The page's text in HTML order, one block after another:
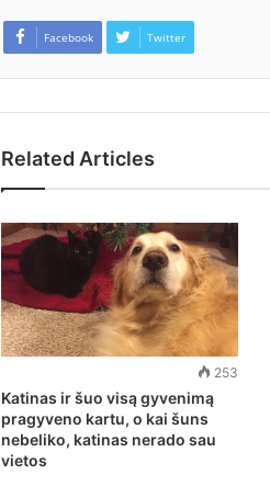
Facebook Twitter
Related Articles
253
Katinas ir šuo visą gyvenimą
pragyveno kartu, o kai šuns
nebeliko, katinas nerado sau
vietos